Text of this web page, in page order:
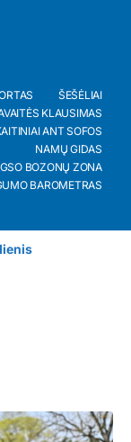
ŠEŠĖLIAI
KLAUSIMAS
ANT SOFOS
NAMŲ GIDAS
BOZONŲ ZONA
BAROMETRAS